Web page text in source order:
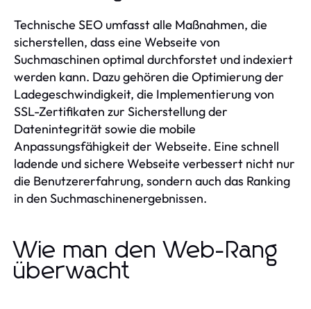
Technische SEO umfasst alle Maßnahmen, die
sicherstellen, dass eine Webseite von
Suchmaschinen optimal durchforstet und indexiert
werden kann. Dazu gehören die Optimierung der
Ladegeschwindigkeit, die Implementierung von
SSL-Zertifikaten zur Sicherstellung der
Datenintegrität sowie die mobile
Anpassungsfähigkeit der Webseite. Eine schnell
ladende und sichere Webseite verbessert nicht nur
die Benutzererfahrung, sondern auch das Ranking
in den Suchmaschinenergebnissen.
Wie man den Web-Rang
überwacht